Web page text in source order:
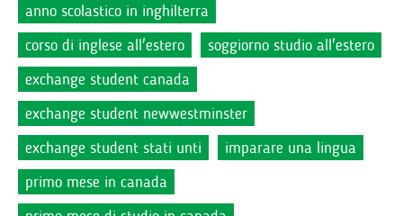
anno scolastico in inghilterra
corso di inglese all'estero
soggiorno studio all'estero
exchange student canada
exchange student newwestminster
exchange student stati unti
imparare una lingua
primo mese in canada